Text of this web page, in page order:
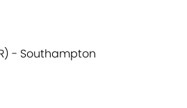
- Southampton